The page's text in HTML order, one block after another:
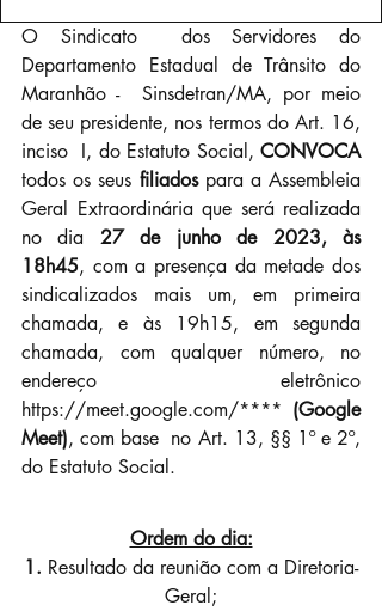
O Sindicato  dos Servidores do
Departamento Estadual de Trânsito do
Maranhão -  Sinsdetran/MA, por meio
de seu presidente, nos termos do Art. 16,
inciso  I, do Estatuto Social,
CONVOCA
todos os seus filiados para a Assembleia
Geral Extraordinária que será realizada
no dia 27 de junho de 2023, às
18h45, com a presença da metade dos
sindicalizados mais um, em primeira
chamada, e às 19h15, em segunda
chamada, com qualquer número, no
endereço eletrônico
https://meet.google.com/**** (Google
Meet), com base  no Art. 13, §§ 1º e 2º,
do Estatuto Social.
Ordem do dia:
1. Resultado da reunião com a Diretoria-
Geral;